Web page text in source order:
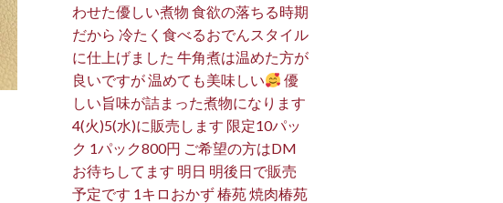
わせた優しい煮物 食欲の落ちる時期
だから 冷たく食べるおでんスタイル
に仕上げました 牛角煮は温めた方が
良いですが 温めても美味しい
優
しい旨味が詰まった煮物になります
4(火)5(水)に販売します 限定10パッ
ク 1パック800円 ご希望の方はDM
お待ちしてます 明日 明後日で販売
予定です 1キロおかず 椿苑 焼肉椿苑